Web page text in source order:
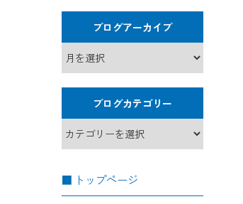
ブログアーカイブ
ブログカテゴリー
トップページ